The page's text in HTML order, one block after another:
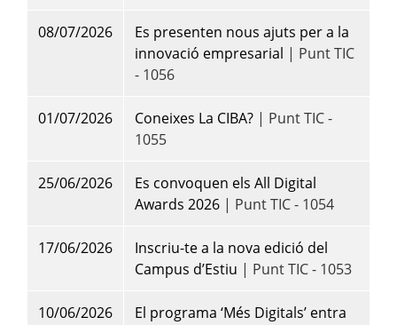
08/07/2026
Es presenten nous ajuts per a la
innovació empresarial | Punt TIC
- 1056
01/07/2026 Coneixes La CIBA? | Punt TIC -
1055
25/06/2026
Es convoquen els All Digital
Awards 2026 | Punt TIC - 1054
17/06/2026
Inscriu-te a la nova edició del
Campus d’Estiu | Punt TIC - 1053
10/06/2026
El programa ‘Més Digitals’ entra